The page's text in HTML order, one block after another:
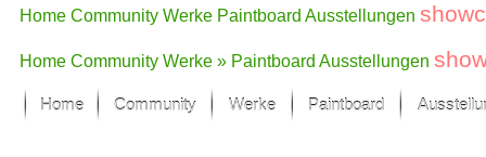
Home Community Werke Paintboard Ausstellungen
Home Community Werke » Paintboard Ausstellungen
Home Community Werke Paintboard